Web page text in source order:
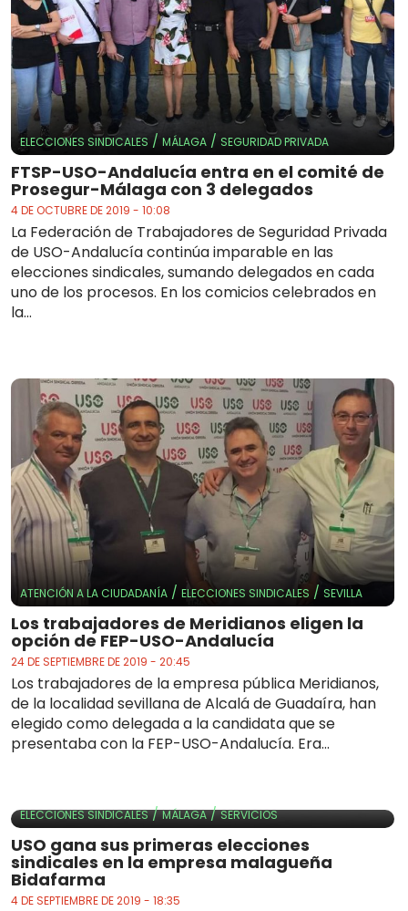
ELECCIONES SINDICALES / MÁLAGA / SEGURIDAD PRIVADA
FTSP-USO-Andalucía entra en el comité de
Prosegur-Málaga con 3 delegados
4 DE OCTUBRE DE 2019 - 10:08
La Federación de Trabajadores de Seguridad Privada
de USO-Andalucía continúa imparable en las
elecciones sindicales, sumando delegados en cada
uno de los procesos. En los comicios celebrados en
la...
ATENCIÓN A LA CIUDADANÍA / ELECCIONES SINDICALES / SEVILLA
Los trabajadores de Meridianos eligen la
opción de FEP-USO-Andalucía
24 DE SEPTIEMBRE DE 2019 - 20:45
Los trabajadores de la empresa pública Meridianos,
de la localidad sevillana de Alcalá de Guadaíra, han
elegido como delegada a la candidata que se
presentaba con la FEP-USO-Andalucía. Era...
ELECCIONES SINDICALES/MÁLAGA/SERVICIOS
USO gana sus primeras elecciones
sindicales en la empresa malagueña
Bidafarma
4 DE SEPTIEMBRE DE 2019 - 18:35